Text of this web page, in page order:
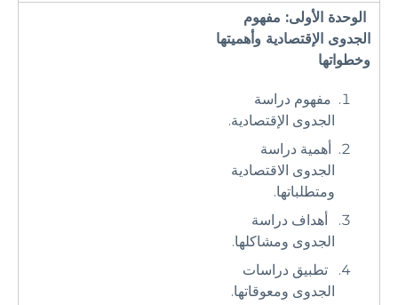
الوحدة الأولى: مفهوم
الجدوى الإقتصادية وأهميتها
وخطواتها
مفهوم دراسة
الجدوى الإقتصادية.
أهمية دراسة
الجدوى الاقتصادية
ومتطلباتها.
أهداف دراسة
الجدوى ومشاكلها.
تطبيق دراسات
الجدوى ومعوقاتها.